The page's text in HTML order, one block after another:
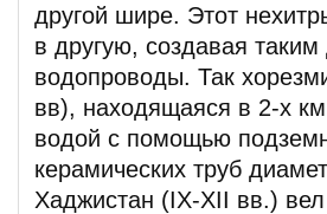
другой шире. Этот
в другую, создавая
водопроводы. Так
вв), находящаяся в 2-х
водой с помощью
керамических труб
Хаджистан (IX-XII вв.)